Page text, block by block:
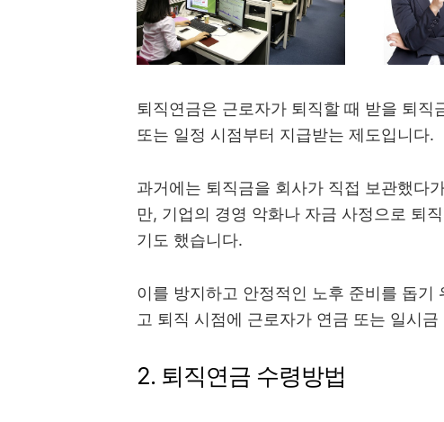
퇴직연금은 근로자가 퇴직할 때 받을 퇴직
또는 일정 시점부터 지급받는 제도입니다.
과거에는 퇴직금을 회사가 직접 보관했다
만, 기업의 경영 악화나 자금 사정으로 퇴
기도 했습니다.
이를 방지하고 안정적인 노후 준비를 돕
고 퇴직 시점에 근로자가 연금 또는 일시
2. 퇴직연금 수령방법